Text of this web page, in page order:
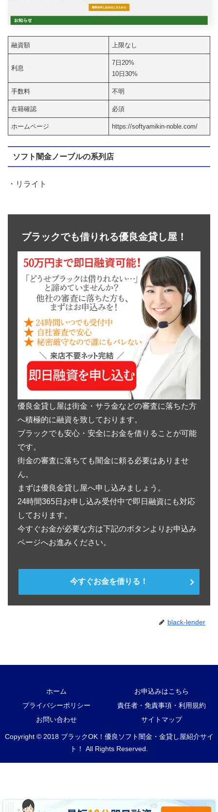
融資額 上限なし
利息
7日20%
10日30%
手数料 不明
在籍確認 必須
ホームページ https://softyamikin-noble.com/
ソフト闇金ノーブルの系列店
・リライト
ブラックでも借りれる優良金貸し屋！
優良金貸し屋は街金・サラ金などの審査に落ちた方
へ積極的に融資を致しております。
ブラックでも安心・安全にお金を借りることが可能
です。
街金の審査に落ちても闇金に頼る必要はありませ
ん。
まずは優良金貸し屋へ申し込みましょう。
24時間365日お申し込み受付中で即日融資にも対応
しております。
今すぐお金が必要な方は下記のボタンよりお申込み
ページへお進みください。
今すぐお金を借りる！
black-lender
ホーム
お申込みはこちら
プライバシーポリシー
責任者・免責事項・利用規約
お問い合わせ
サイトマップ
Copyright © 2018 ブラックOK！優良ソフト闇金・金貸し屋紹介サイ
ト！ All Rights Reserved.